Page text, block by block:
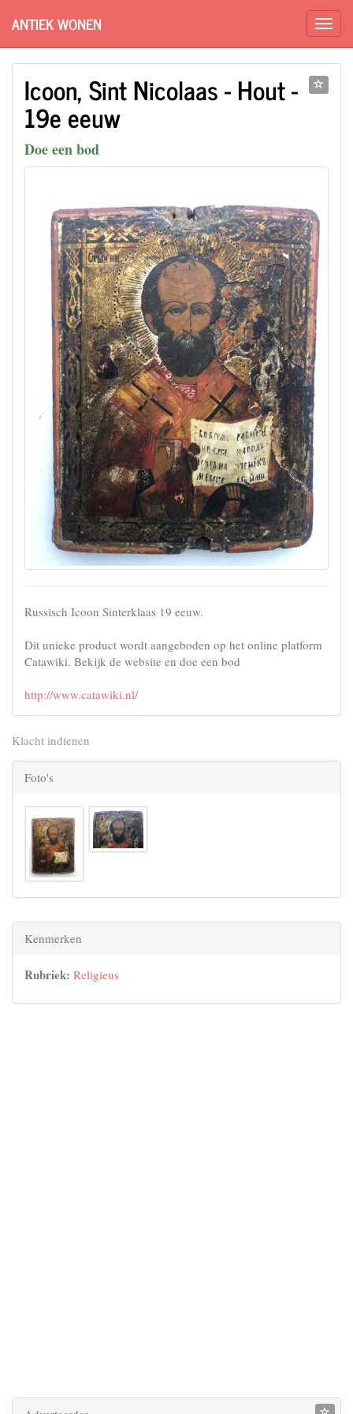
ANTIEK WONEN
Icoon, Sint Nicolaas - Hout -
19e eeuw
Doe een bod
Russisch Icoon Sinterklaas 19 eeuw.
Dit unieke product wordt aangeboden op het online platform
Catawiki. Bekijk de website en doe een bod
http://www.catawiki.nl/
Klacht indienen
Foto's
Kenmerken
Rubriek: Religieus